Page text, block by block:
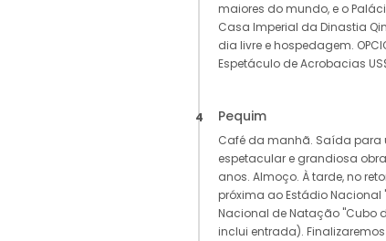
maiores do mundo, e o
Casa Imperial da Dinastia
dia livre e hospedagem.
Espetáculo de Acrobacias
4 Pequim
Café da manhã. Saída para
espetacular e grandiosa
anos. Almoço. À tarde, no
próxima ao Estádio Nacional
Nacional de Natação "Cubo
inclui entrada).